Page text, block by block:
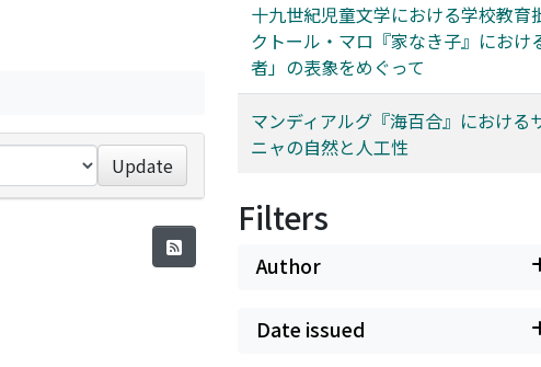
Update
十九世紀児童文学における学校教育
クトール・マロ『家なき子』におけ
者」の表象をめぐって
マンディアルグ『海百合』における
ニャの自然と人工性
Filters
Author
Date issued